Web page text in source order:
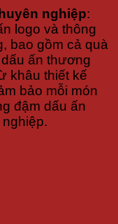
nghiệp:
logo và thông
bao gồm cả quà
ấn thương
khâu thiết kế
bảo mỗi món
đậm dấu ấn